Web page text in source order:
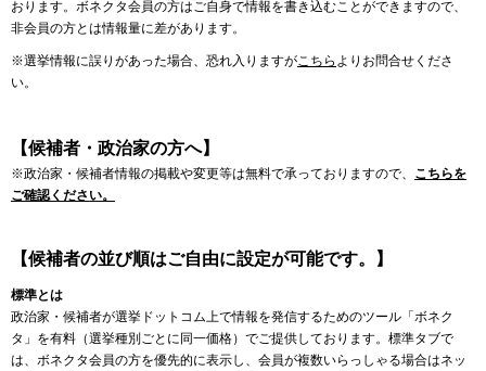
おります。ボネクタ会員の方はご自身で情報を書き込むことができますので、
非会員の方とは情報量に差があります。
※選挙情報に誤りがあった場合、恐れ入りますがこちら よりお問合せくださ
い。
【候補者・政治家の方へ】
※政治家・候補者情報の掲載や変更等は無料で承っておりますので、 こちらを
ご確認ください。
【候補者の並び順はご自由に設定が可能です。】
標準とは
政治家・候補者が選挙ドットコム上で情報を発信するためのツール「ボネク
タ」を有料（選挙種別ごとに同一価格）でご提供しております。標準タブで
は、ボネクタ会員の方を優先的に表示し、会員が複数いらっしゃる場合はネッ